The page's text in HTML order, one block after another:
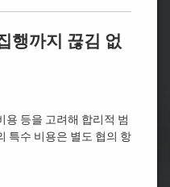
행까지 끊김 없
용 등을 고려해 합리적 범
특수 비용은 별도 협의 항